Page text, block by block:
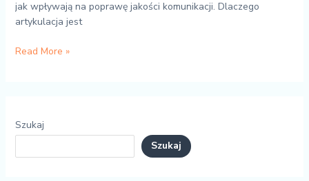
jak wpływają na poprawę jakości komunikacji. Dlaczego
artykulacja jest
Read More »
Szukaj
Szukaj